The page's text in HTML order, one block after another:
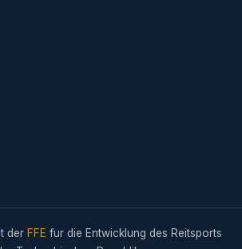
der FFE fur die Entwicklung des Reitsports